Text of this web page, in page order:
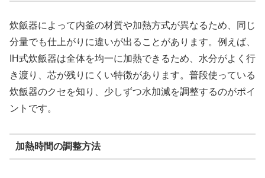
炊飯器によって内釜の材質や加熱方式が異なるため、同じ
分量でも仕上がりに違いが出ることがあります。例えば、
IH式炊飯器は全体を均一に加熱できるため、水分がよく行
き渡り、芯が残りにくい特徴があります。普段使っている
炊飯器のクセを知り、少しずつ水加減を調整するのがポイ
ントです。
加熱時間の調整方法